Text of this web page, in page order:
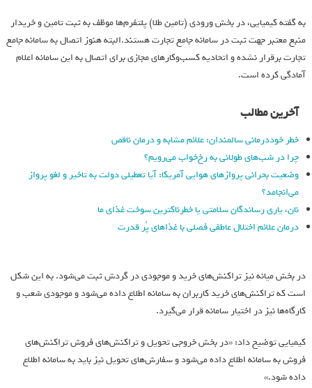
به گفته کیمیایی، در بخش ورودی (تامین طلا) پلتفرم‌ها موظف به ثبت تامین و خریدار
منبع معتبر جهت ثبت در سامانه جامع تجارت هستند.البته هنوز اتصال به سامانه جامع
تجارت برقرار نشده و اتحادیه کسب‌وکارهای مجازی برای اتصال به این سامانه اعلام
آمادگی کرده است.
آخرین مطالب
خطر خوددرمانی سالمندان: علائم مشابه و درمان ناقص
چرا در شب‌های طولانی به رخ‌خواب می‌رویم؟
وضعیت بحرانی پروازهای هوایی آمریکا: آیا تعطیلی دولت به تاخیر و لغو پرواز
می‌انجامد؟
نان، یاری رساندگان سلامتی یا خطرناکترین سوخت غذای ما
درمان علائم اختلال عاطفی فصلی با غذاهای پُر قدرت
در بخش میانه نیز تراکنش‌های خرید و موجودی در گردش ثبت می‌شود. به این شکل
است که تراکنش‌های خرید کاربران به سامانه اطلاع داده می‌شود و موجودی شعب و
کارگاه‌ها نیز در اختیار سامانه قرار می‌گیرد.
کیمیایی توضیح داد: «در بخش خروجی تحویل و تراکنش‌های فروش تراکنش‌های
فروش به سامانه اطلاع داده می‌شود و سفارش‌های تحویل نیز باید به سامانه اطلاع
داده شود.»